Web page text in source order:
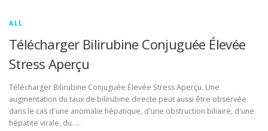
ALL
Télécharger Bilirubine Conjuguée Élevée
Stress Aperçu
Télécharger Bilirubine Conjuguée Élevée Stress Aperçu. Une
augmentation du taux de bilirubine directe peut aussi être observée
dans le cas d'une anomalie hépatique, d'une obstruction biliaire, d'une
hépatite virale, du. …